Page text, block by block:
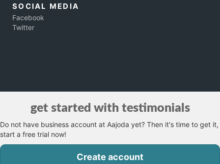
SOCIAL MEDIA
Facebook
Twitter
get started with testimonials
Do not have business account at Aajoda yet? Then it's time to get it,
start a free trial now!
Create account